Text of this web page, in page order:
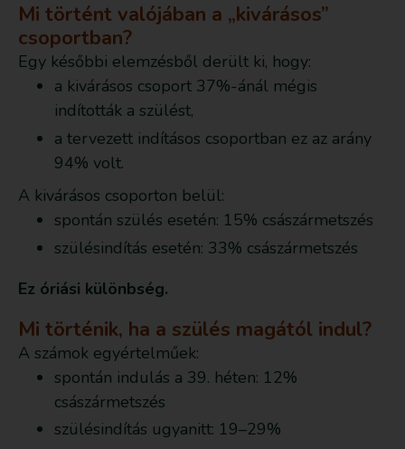
Mi történt valójában a „kivárásos”
csoportban?
Egy későbbi elemzésből derült ki, hogy:
a kivárásos csoport 37%-ánál mégis
indították a szülést,
a tervezett indításos csoportban ez az arány
94% volt.
A kivárásos csoporton belül:
spontán szülés esetén: 15% császármetszés
szülésindítás esetén: 33% császármetszés
Ez óriási különbség.
Mi történik, ha a szülés magától indul?
A számok egyértelműek:
spontán indulás a 39. héten: 12%
császármetszés
szülésindítás ugyanitt: 19–29%